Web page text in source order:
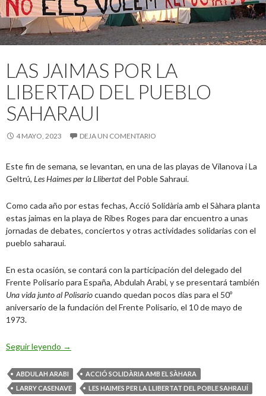
LAS JAIMAS POR LA
LIBERTAD DEL PUEBLO
SAHARAUI
4 MAYO, 2023 DEJA UN COMENTARIO
Este fin de semana, se levantan, en una de las playas de Vilanova i La
Geltrú, Les Haimes per la Llibertatdel Poble Sahrauí.
Como cada año por estas fechas, Acció Solidària amb el Sàhara planta
estas jaimas en la playa de Ribes Roges para dar encuentro a unas
jornadas de debates, conciertos y otras actividades solidarias con el
pueblo saharaui.
En esta ocasión, se contará con la participación del delegado del
Frente Polisario para España, Abdulah Arabi, y se presentará también
Una vida junto al Polisariocuando quedan pocos días para el 50º
aniversario de la fundación del Frente Polisario, el 10 de mayo de
1973.
Seguir leyendo Las jaimas por la libertad del pueblo saharaui
→
ABDULAH ARABI
ACCIÓ SOLIDÀRIA AMB EL SÀHARA
LARRY CASENAVE
LES HAIMES PER LA LLIBERTAT DEL POBLE SAHRAUÍ